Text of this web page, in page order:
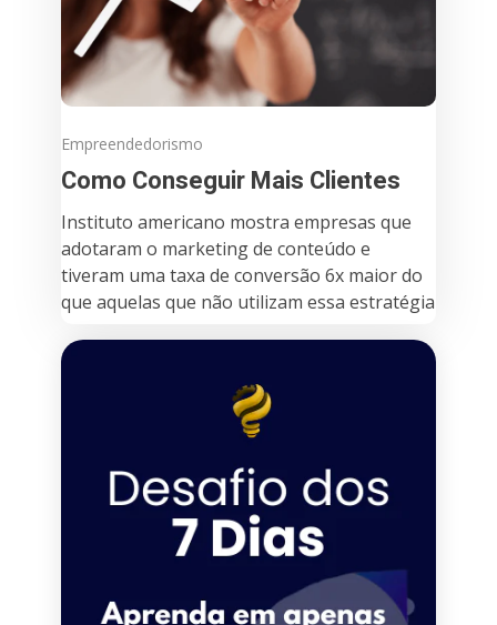
Empreendedorismo
Como Conseguir Mais Clientes
Instituto americano mostra empresas que
adotaram o marketing de conteúdo e
tiveram uma taxa de conversão 6x maior do
que aquelas que não utilizam essa estratégia